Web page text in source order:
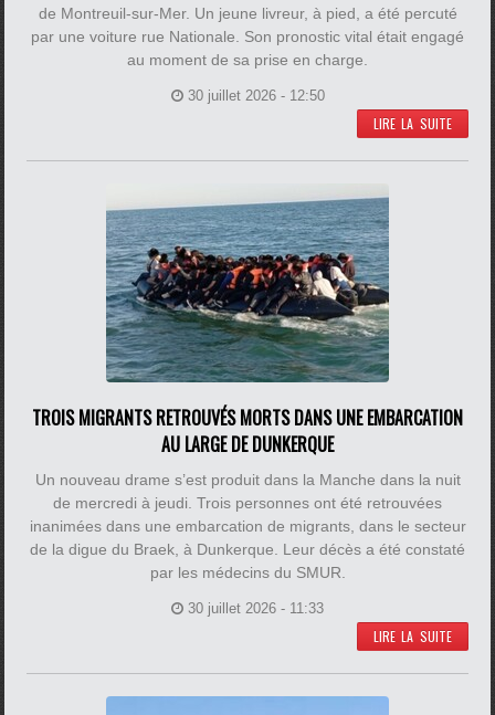
de Montreuil-sur-Mer. Un jeune livreur, à pied, a été percuté
par une voiture rue Nationale. Son pronostic vital était engagé
au moment de sa prise en charge.
30 juillet 2026 - 12:50
LIRE LA SUITE
TROIS MIGRANTS RETROUVÉS MORTS DANS UNE EMBARCATION
AU LARGE DE DUNKERQUE
Un nouveau drame s’est produit dans la Manche dans la nuit
de mercredi à jeudi. Trois personnes ont été retrouvées
inanimées dans une embarcation de migrants, dans le secteur
de la digue du Braek, à Dunkerque. Leur décès a été constaté
par les médecins du SMUR.
30 juillet 2026 - 11:33
LIRE LA SUITE